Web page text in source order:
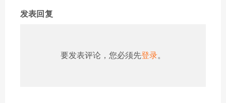
发表回复
要发表评论，您必须先登录。